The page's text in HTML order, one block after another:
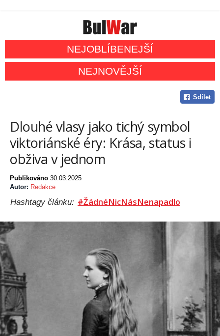
NEJOBLÍBENEJŠÍ
NEJNOVĚJŠÍ
Sdílet
Dlouhé vlasy jako tichý symbol
viktoriánské éry: Krása, status i
obživa v jednom
Publikováno 30.03.2025
Autor: Redakce
Hashtagy článku: #ŽádnéNicNásNenapadlo